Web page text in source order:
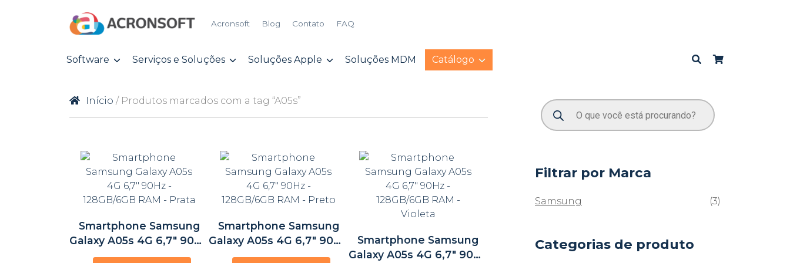
Acronsoft Blog Contato FAQ
Software Serviços e Soluções Soluções Apple Soluções MDM Catálogo
Início / Produtos marcados com a tag “A05s”
Smartphone Samsung
Galaxy A05s 4G 6,7″ 90Hz
– 128GB/6GB RAM – Prata
Smartphone Samsung
Galaxy A05s 4G 6,7″ 90Hz
– 128GB/6GB RAM –
Smartphone Samsung
Galaxy A05s 4G 6,7″ 90Hz
Filtrar por Marca
Samsung (3)
Categorias de produto